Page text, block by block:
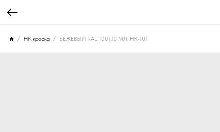
НК краска БЕЖЕВЫЙ RAL 1001,10 МЛ. НК-101